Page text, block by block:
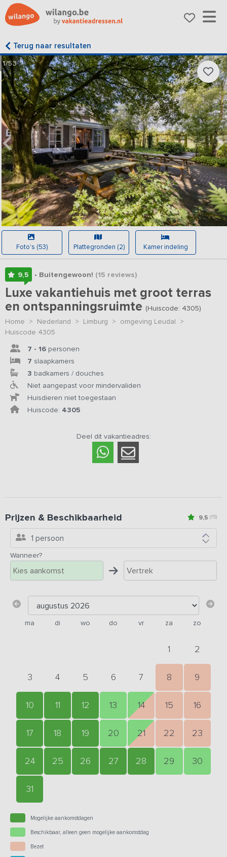
Terug naar resultaten
1/53
Foto's (53) Plattegronden (2) Kamer indeling
9,5 • Buitengewoon! (15 reviews)
Luxe vakantiehuis met groot terras
en ontspanningsruimte (Huiscode: 4305)
Home > Nederland > Limburg > omgeving Leudal >
Huiscode 4305
7 - 16 personen
7 slaapkamers
3 badkamers / douches
Niet aangepast voor mindervaliden
Huisdieren niet toegestaan
Huiscode: 4305
Deel dit vakantieadres:
9,5 (15)
Prijzen & Beschikbaarheid
1 persoon
Wanneer?
ma di wo do vr za zo
1 2
3 4 5 6 7 8 9
10 11 12 13 14 15 16
17 18 19 20 21 22 23
24 25 26 27 28 29 30
31
Mogelijke aankomstdagen
Beschikbaar, alleen geen mogelijke aankomstdag
Bezet